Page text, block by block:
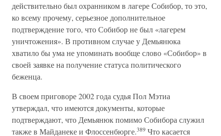
действительно был охранником в лагере Собибор, то это,
ко всему прочему, серьезное дополнительное
подтверждение того, что Собибор не был «лагерем
уничтожения». В противном случае у Демьянюка
хватило бы ума не упоминать вообще слово «Собибор» в
своей заявке на получение статуса политического
беженца.
В своем приговоре 2002 года судья Пол Мэтиа
утверждал, что имеются документы, которые
подтверждают, что Демьянюк помимо Собибора служил
также в Майданеке и Флоссенбюрге.389 Что касается